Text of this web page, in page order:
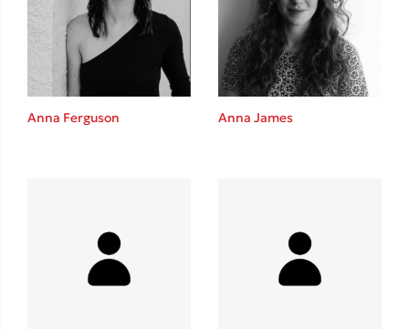
Δανάη Δεληγεώργη
Πάνω, κάτω, μπροστά, πίσω
Η μέθοδος Αφήστε τους
Anna Ferguson Anna James